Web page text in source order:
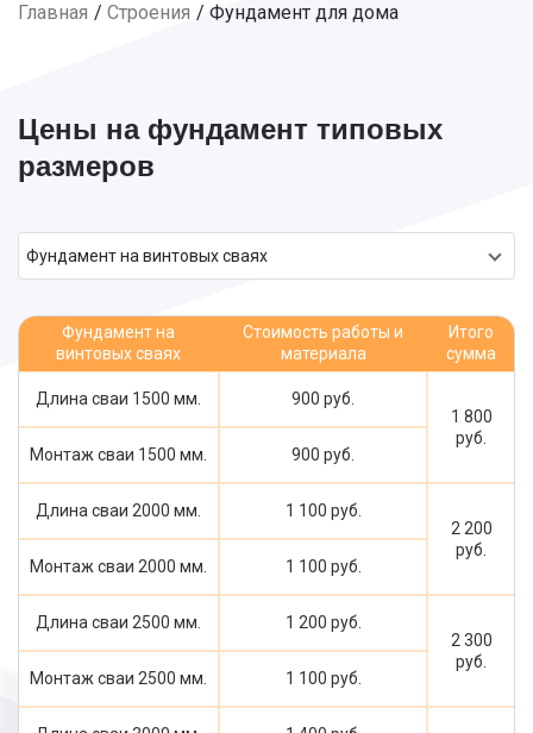
Главная Строения Фундамент для дома
Цены на фундамент типовых
размеров
Фундамент на винтовых сваях
Фундамент на
винтовых сваях
Стоимость работы и
материала
Итого
сумма
Длина сваи 1500 мм.
900 руб.
1 800
руб.
Монтаж сваи 1500 мм.
900 руб.
Длина сваи 2000 мм.
1 100 руб.
2 200
руб.
Монтаж сваи 2000 мм.
1 100 руб.
Длина сваи 2500 мм.
1 200 руб.
2 300
руб.
Монтаж сваи 2500 мм.
1 100 руб.